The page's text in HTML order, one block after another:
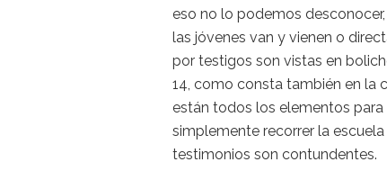
eso no lo podemos
las jóvenes van y vienen o
por testigos son vistas en
14, como consta también en la
están todos los elementos para
simplemente recorrer la
testimonios son contundentes.